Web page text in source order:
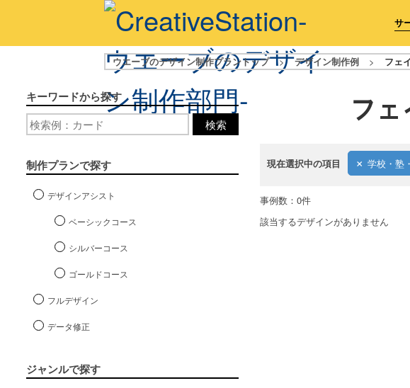
サ
ウエーブのデザイン制作プラントップ > デザイン制作例 > フェ
フ
現在選択中の項目 学校・塾
キーワードから探す
検索
制作プランで探す
デザインアシスト
ベーシックコース
シルバーコース
ゴールドコース
フルデザイン
データ修正
ジャンルで探す
事例数：0件
該当するデザインがありません